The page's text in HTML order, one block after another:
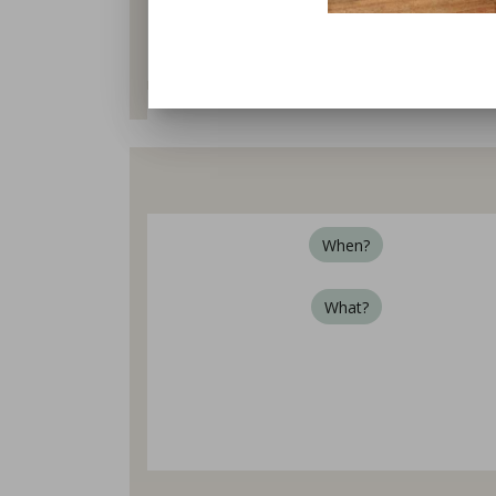
ergänzt. Die aktuellen Termine und
Am 18. und 19. Dezember gibt es
Außerdem bieten wir Gänse, Enten
When?
What?